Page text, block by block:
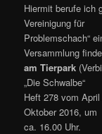
Hiermit berufe ich
Vereinigung für
Problemschach“
Versammlung
am Tierpark
„Die Schwalbe“
Heft 278 vom
Oktober 2016, um
ca. 16.00 Uhr.